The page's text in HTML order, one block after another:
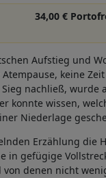
34,00 €
Aufstieg und
keine
nachließ, wurde
konnte wissen,
Niederlage
Erzählung die
in gefügige
denen nicht